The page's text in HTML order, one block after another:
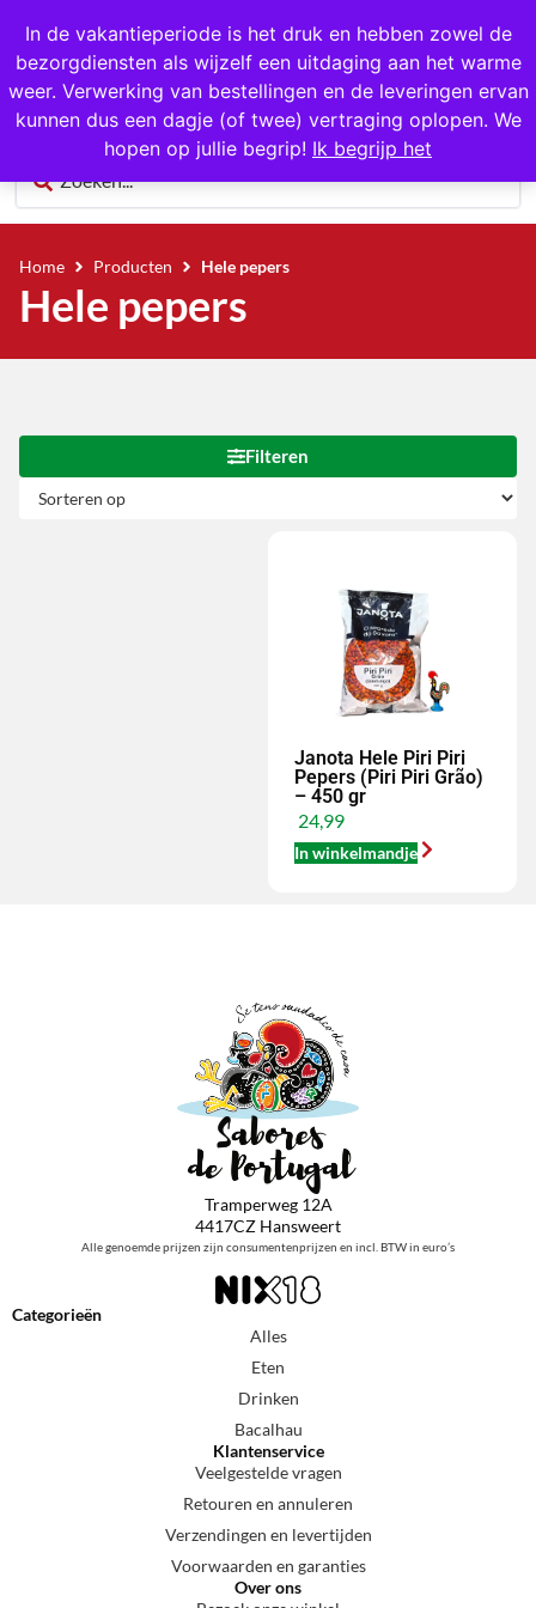
In de vakantieperiode is het druk en hebben zowel de
bezorgdiensten als wijzelf een uitdaging aan het warme
weer. Verwerking van bestellingen en de leveringen ervan
kunnen dus een dagje (of twee) vertraging oplopen. We
hopen op jullie begrip! Ik begrijp het
1000+ producten op voorraad
0
Home Producten Hele pepers
Hele pepers
Filteren
Janota Hele Piri Piri
Pepers (Piri Piri Grão)
– 450 gr
24,99
In winkelmandje
Tramperweg 12A
4417CZ Hansweert
Alle genoemde prijzen zijn consumentenprijzen en incl. BTW in euro’s
Categorieën
Alles
Eten
Drinken
Bacalhau
Klantenservice
Veelgestelde vragen
Retouren en annuleren
Verzendingen en levertijden
Voorwaarden en garanties
Over ons